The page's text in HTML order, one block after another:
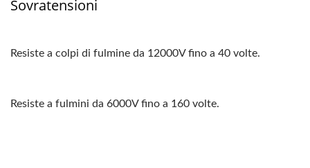
Sovratensioni
Resiste a colpi di fulmine da 12000V fino a 40 volte.
Resiste a fulmini da 6000V fino a 160 volte.